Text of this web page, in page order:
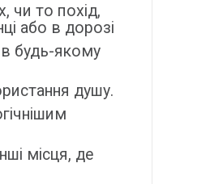
чи то похід,
або в дорозі
будь-якому
душу.
місця, де